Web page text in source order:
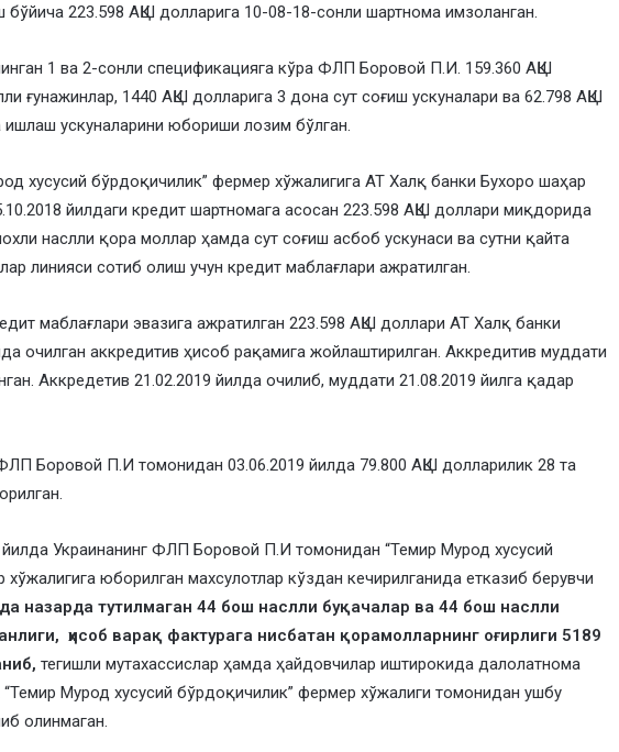
бўйича 223.598 АҚШ долларига 10-08-18-сонли шартнома имзоланган.
1 ва 2-сонли спецификацияга кўра ФЛП Боровой П.И. 159.360 АҚШ
ғунажинлар, 1440 АҚШ долларига 3 дона сут соғиш ускуналари ва 62.798 АҚШ
ишлаш ускуналарини юбориши лозим бўлган.
хусусий бўрдоқичилик” фермер хўжалигига АТ Халқ банки Бухоро шаҳар
йилдаги кредит шартномага асосан 223.598 АҚШ доллари миқдорида
наслли қора моллар ҳамда сут соғиш асбоб ускунаси ва сутни қайта
линияси сотиб олиш учун кредит маблағлари ажратилган.
маблағлари эвазига ажратилган 223.598 АҚШ доллари АТ Халқ банки
очилган аккредитив ҳисоб рақамига жойлаштирилган. Аккредитив муддати
Аккредетив 21.02.2019 йилда очилиб, муддати 21.08.2019 йилга қадар
Боровой П.И томонидан 03.06.2019 йилда 79.800 АҚШ долларилик 28 та
йилда Украинанинг ФЛП Боровой П.И томонидан “Темир Мурод хусусий
юборилган махсулотлар кўздан кечирилганида етказиб берувчи
назарда тутилмаган 44 бош наслли буқачалар ва 44 бош наслли
ҳисоб варақ фактурага нисбатан қорамолларнинг оғирлиги 5189
тегишли мутахассислар ҳамда ҳайдовчилар иштирокида далолатнома
Мурод хусусий бўрдоқичилик” фермер хўжалиги томонидан ушбу
олинмаган.